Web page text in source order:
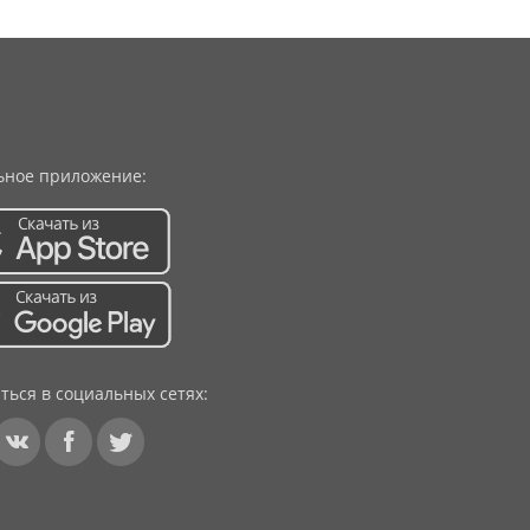
приложение:
в социальных сетях: